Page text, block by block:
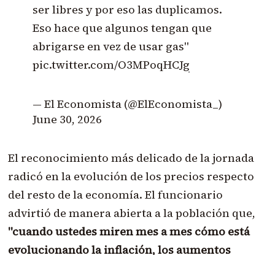
ser libres y por eso las duplicamos.
Eso hace que algunos tengan que
abrigarse en vez de usar gas"
pic.twitter.com/O3MPoqHCJg
— El Economista (@ElEconomista_)
June 30, 2026
El reconocimiento más delicado de la jornada
radicó en la evolución de los precios respecto
del resto de la economía. El funcionario
advirtió de manera abierta a la población que,
"cuando ustedes miren mes a mes cómo está
evolucionando la inflación, los aumentos